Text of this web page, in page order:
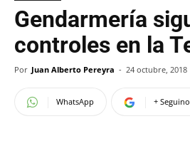
Gendarmería
controles en la
Por Juan Alberto Pereyra - 24 octubre, 2018
WhatsApp +